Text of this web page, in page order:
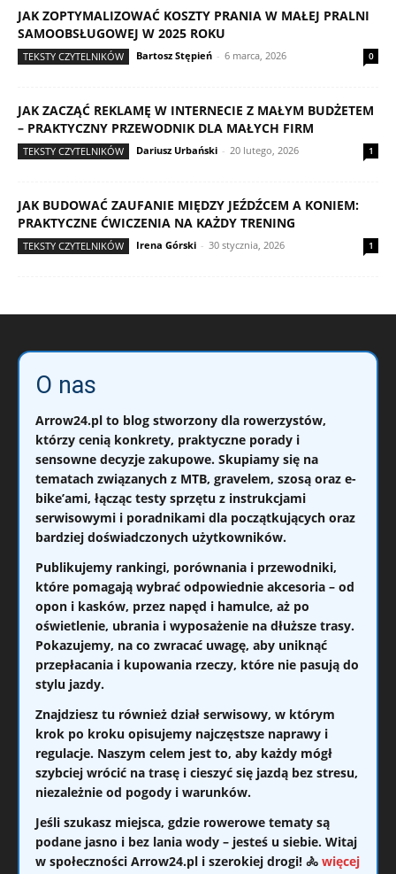
JAK ZOPTYMALIZOWAĆ KOSZTY PRANIA W MAŁEJ PRALNI
SAMOOBSŁUGOWEJ W 2025 ROKU
TEKSTY CZYTELNIKÓW Bartosz Stępień - 6 marca, 2026 0
JAK ZACZĄĆ REKLAMĘ W INTERNECIE Z MAŁYM BUDŻETEM
– PRAKTYCZNY PRZEWODNIK DLA MAŁYCH FIRM
TEKSTY CZYTELNIKÓW Dariusz Urbański - 20 lutego, 2026 1
JAK BUDOWAĆ ZAUFANIE MIĘDZY JEŹDŹCEM A KONIEM:
PRAKTYCZNE ĆWICZENIA NA KAŻDY TRENING
TEKSTY CZYTELNIKÓW Irena Górski - 30 stycznia, 2026 1
O nas
Arrow24.pl to blog stworzony dla rowerzystów,
którzy cenią konkrety, praktyczne porady i
sensowne decyzje zakupowe. Skupiamy się na
tematach związanych z MTB, gravelem, szosą oraz e-
bike’ami, łącząc testy sprzętu z instrukcjami
serwisowymi i poradnikami dla początkujących oraz
bardziej doświadczonych użytkowników.
Publikujemy rankingi, porównania i przewodniki,
które pomagają wybrać odpowiednie akcesoria – od
opon i kasków, przez napęd i hamulce, aż po
oświetlenie, ubrania i wyposażenie na dłuższe trasy.
Pokazujemy, na co zwracać uwagę, aby uniknąć
przepłacania i kupowania rzeczy, które nie pasują do
stylu jazdy.
Znajdziesz tu również dział serwisowy, w którym
krok po kroku opisujemy najczęstsze naprawy i
regulacje. Naszym celem jest to, aby każdy mógł
szybciej wrócić na trasę i cieszyć się jazdą bez stresu,
niezależnie od pogody i warunków.
Jeśli szukasz miejsca, gdzie rowerowe tematy są
podane jasno i bez lania wody – jesteś u siebie. Witaj
w społeczności Arrow24.pl i szerokiej drogi! 🚴 więcej